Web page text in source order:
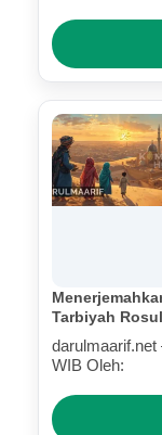
Tarbiyah
Terluka
WIB Oleh: